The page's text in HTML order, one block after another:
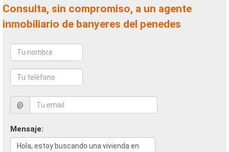
Consulta, sin compromiso, a un agente
inmobiliario de banyeres del penedes
@
Mensaje: